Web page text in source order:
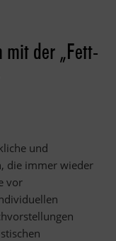
mit der „Fett-
und
die immer wieder
vor